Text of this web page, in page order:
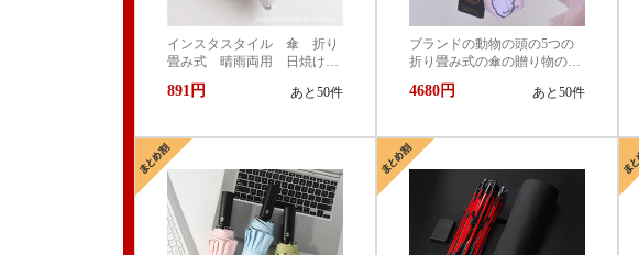
インスタスタイル 傘 折り
畳み式 晴雨両用 日焼け止
め 日傘 学生 韓国風 日
焼け止め 日傘紫外線対策
891円 あと50件
ブランドの動物の頭の5つの
折り畳み式の傘の贈り物のフ
ァッション的な女性の日傘の
日よけの傘のメーカーの直接
4680円 あと50件